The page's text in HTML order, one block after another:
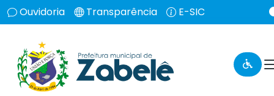
Ouvidoria Transparência E-SIC